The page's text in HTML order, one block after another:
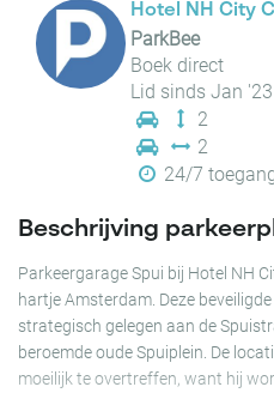
Hotel NH City
ParkBee
Boek direct
Lid sinds Jan '23
2
2
24/7
Beschrijving
Parkeergarage Spui bij Hotel NH
hartje Amsterdam. Deze
strategisch gelegen aan de
beroemde oude Spuiplein. De
moeilijk te overtreffen, want hij